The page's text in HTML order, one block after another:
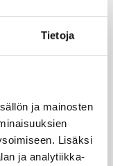
Tietoja
ja mainosten
Lisäksi
ja analytiikka-